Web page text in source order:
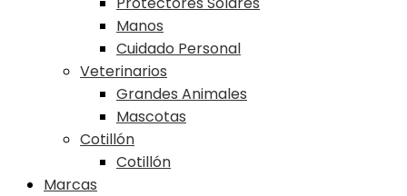
Manos
Cuidado Personal
Veterinarios
Grandes Animales
Mascotas
Cotillón
Cotillón
Marcas